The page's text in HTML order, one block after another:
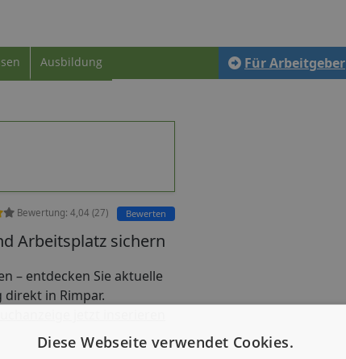
Ausbildung Für Arbeitgeber
Bewertung: 4,04 (27) Bewerten
Arbeitsplatz sichern
– entdecken Sie aktuelle
in Rimpar.
Diese Webseite verwendet Cookies.